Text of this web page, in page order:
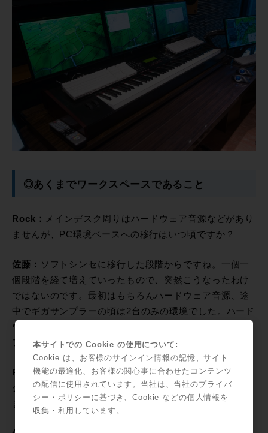
◎あくまでワークスペースであること
Rock： メインデスク周りはハードウェア音源などがあり
ませんが、PC環境ベースへの移行はいつ頃ですか？
佐藤： ソフトシンセに移行した段階からですね。一個一
個段階を経て増えていったもので、突然こうなったわけ
ではないのです。最初はもちろんハードウェア音源、途
中でギガサンプラーの頃は2台のみの環境でした。ハード
ウェア音源が徐々に減りつつソフトウェア音源へクロス
フェードしていったのは自然の流れですね。
Rock：現在でもハードウェアシンセサイザーではアナロ
グシーンが再燃していますが、そのあたりに興味を感じ
ますか？
本サイトでの Cookie の使用について:
Cookie は、お客様のサインイン情報の記憶、サイト
機能の最適化、お客様の関心事に合わせたコンテンツ
の配信に使用されています。当社は、当社のプライバ
シー・ポリシーに基づき、Cookie などの個人情報を
収集・利用しています。